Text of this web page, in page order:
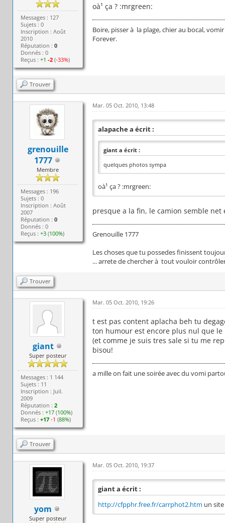
Messages : 127
Sujets : 0
Inscription : Août
2010
Réputation :0
Donnés : 0
Reçus :+1 -2 (-33%)
oà¹ ça ? :mrgreen:
Boire, pisser à la plage, chier au bocal,
Forever.
Trouver
grenouille
1777
Membre
Messages : 196
Sujets : 0
Inscription : Août
2007
Réputation :0
Donnés : 0
Reçus :+3 (100%)
Mar. 05 Oct. 2010, 13:48
alapache a écrit :
giant a écrit :
quelques photos sympa
oà¹ ça ? :mrgreen:
presque a la fin, le camion semble
Grenouille 1777
Les choses que tu possedes finissent
... arrete de chercher à tout vouloir
Trouver
giant
Super posteur
Messages : 1 144
Sujets : 11
Inscription : Juil.
2009
Réputation :2
Donnés :+17 (100%)
Reçus :+17 -1 (88%)
Mar. 05 Oct. 2010, 19:26
t est pas content aplacha beh tu
ton humour est encore plus nul que le
(et comme je suis tres sale si tu me
bisou!
a mille on fait une soirée avec du vomi
Trouver
yom
Super posteur
Mar. 05 Oct. 2010, 19:37
giant a écrit :
http://cfpphr.free.fr/carrphot2.htm un